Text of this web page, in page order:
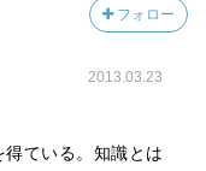
フォロー
2013.03.23
ている。知識とは